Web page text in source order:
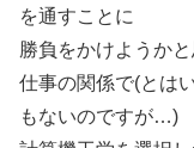
を通すことに
勝負をかけようかと
仕事の関係で(とは
もないのですが…)